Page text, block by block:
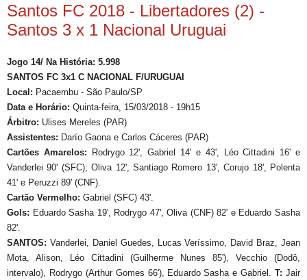
Santos FC 2018 - Libertadores (2) -
Santos 3 x 1 Nacional Uruguai
Jogo 14/ Na História: 5.998
SANTOS FC 3x1 C NACIONAL F/URUGUAI
Local: Pacaembu - São Paulo/SP
Data e Horário: Quinta-feira, 15/03/2018 - 19h15
Árbitro: Ulises Mereles (PAR)
Assistentes: Darío Gaona e Carlos Cáceres (PAR)
Cartões Amarelos:
Rodrygo 12', Gabriel 14' e 43', Léo Cittadini 16' e
Vanderlei 90' (SFC); Oliva 12', Santiago Romero 13', Corujo 18', Polenta
41' e Peruzzi 89' (CNF).
Cartão Vermelho: Gabriel (SFC) 43'.
Gols: Eduardo Sasha 19', Rodrygo 47', Oliva (CNF) 82' e Eduardo Sasha
82'.
SANTOS: Vanderlei, Daniel Guedes, Lucas Veríssimo, David Braz, Jean
Mota, Alison, Léo Cittadini (Guilherme Nunes 85'), Vecchio (Dodô,
intervalo), Rodrygo (Arthur Gomes 66'), Eduardo Sasha e Gabriel.T: Jair